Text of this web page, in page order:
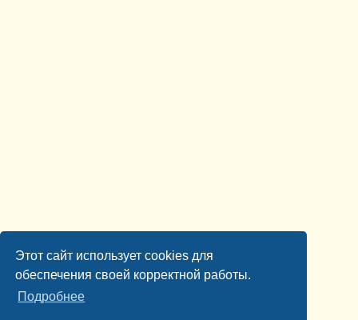
Этот сайт использует cookies для
обеспечения своей корректной работы.
Подробнее